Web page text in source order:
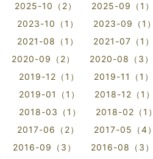
2025-10（2） 2025-09（1）
2023-10（1） 2023-09（1）
2021-08（1） 2021-07（1）
2020-09（2） 2020-08（3）
2019-12（1） 2019-11（1）
2019-01（1） 2018-12（1）
2018-03（1） 2018-02（1）
2017-06（2） 2017-05（4）
2016-09（3） 2016-08（3）